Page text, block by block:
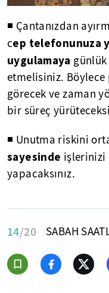
◾ Çantanızdan
cep telefonunuza
uygulamaya
etmelisiniz. Böylece
görecek ve zaman
bir süreç
◾ Unutma riskini
sayesinde işlerinizi
yapacaksınız.
14/20 SABAH